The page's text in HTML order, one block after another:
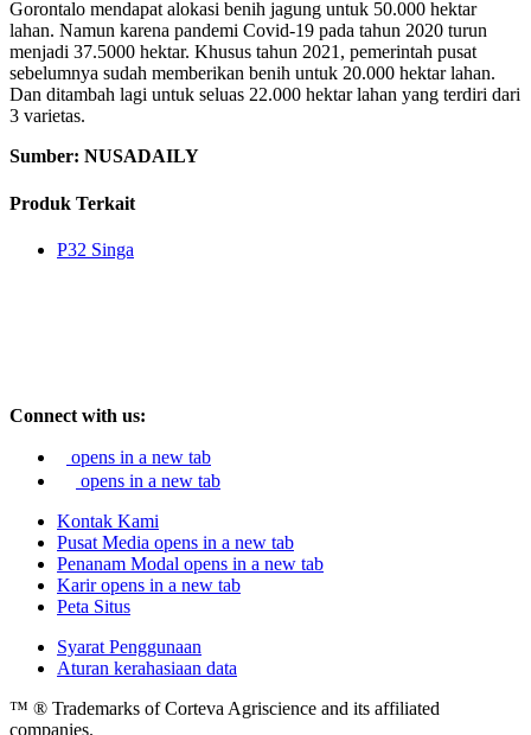
Gorontalo mendapat alokasi benih jagung untuk 50.000 hektar
lahan. Namun karena pandemi Covid-19 pada tahun 2020 turun
menjadi 37.5000 hektar. Khusus tahun 2021, pemerintah pusat
sebelumnya sudah memberikan benih untuk 20.000 hektar lahan.
Dan ditambah lagi untuk seluas 22.000 hektar lahan yang terdiri dari
3 varietas.
Sumber: NUSADAILY
Produk Terkait
P32 Singa
Connect with us:
opens in a new tab
opens in a new tab
Kontak Kami
Pusat Media opens in a new tab
Penanam Modal opens in a new tab
Karir opens in a new tab
Peta Situs
Syarat Penggunaan
Aturan kerahasiaan data
™ ® Trademarks of Corteva Agriscience and its affiliated
companies.